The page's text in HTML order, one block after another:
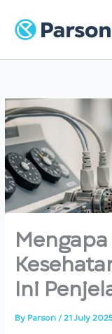
content
Ini
By Parson/21 July